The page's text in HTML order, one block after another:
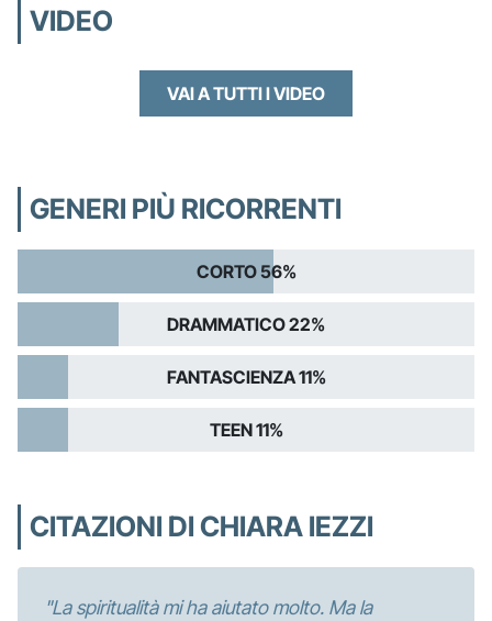
VIDEO
VAI A TUTTI I VIDEO
GENERI PIÙ RICORRENTI
CORTO 56%
DRAMMATICO 22%
FANTASCIENZA 11%
TEEN 11%
CITAZIONI DI CHIARA IEZZI
"La spiritualità mi ha aiutato molto. Ma la